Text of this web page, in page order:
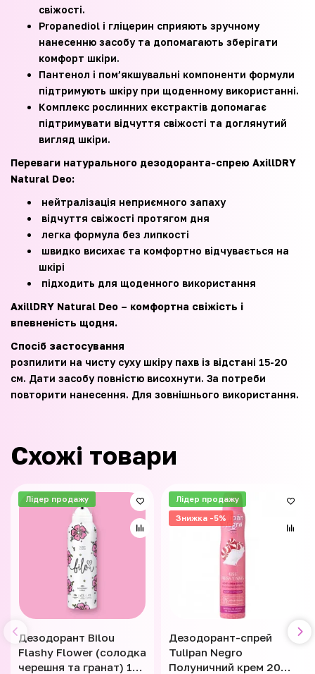
свіжості.
Propanediol і гліцерин сприяють зручному
нанесенню засобу та допомагають зберігати
комфорт шкіри.
Пантенол і пом’якшувальні компоненти формули
підтримують шкіру при щоденному використанні.
Комплекс рослинних екстрактів допомагає
підтримувати відчуття свіжості та доглянутий
вигляд шкіри.
Переваги натурального дезодоранта-спрею AxillDRY
Natural Deo:
нейтралізація неприємного запаху
відчуття свіжості протягом дня
легка формула без липкості
швидко висихає та комфортно відчувається на
шкірі
підходить для щоденного використання
AxillDRY Natural Deo – комфортна свіжість і
впевненість щодня.
Спосіб застосування
розпилити на чисту суху шкіру пахв із відстані 15-20
см. Дати засобу повністю висохнути. За потреби
повторити нанесення. Для зовнішнього використання.
Схожі товари
Лідер продажу
Дезодорант Bilou
Flashy Flower (солодка
черешня та гранат) 150
Лідер продажу
Знижка -5%
Дезодорант-спрей
Tulipan Negro
Полуничний крем 200